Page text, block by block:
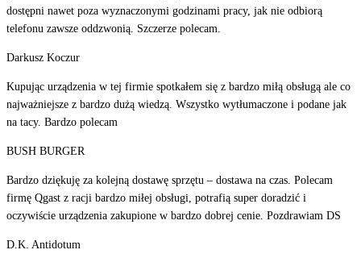
dostępni nawet poza wyznaczonymi godzinami pracy, jak nie odbiorą
telefonu zawsze oddzwonią. Szczerze polecam.
Darkusz Koczur
Kupując urządzenia w tej firmie spotkałem się z bardzo miłą obsługą ale co
najważniejsze z bardzo dużą wiedzą. Wszystko wytłumaczone i podane jak
na tacy. Bardzo polecam
BUSH BURGER
Bardzo dziękuję za kolejną dostawę sprzętu – dostawa na czas. Polecam
firmę Qgast z racji bardzo miłej obsługi, potrafią super doradzić i
oczywiście urządzenia zakupione w bardzo dobrej cenie. Pozdrawiam DS
D.K. Antidotum